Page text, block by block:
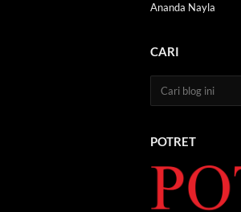
Ananda Nayla
CARI
POTRET